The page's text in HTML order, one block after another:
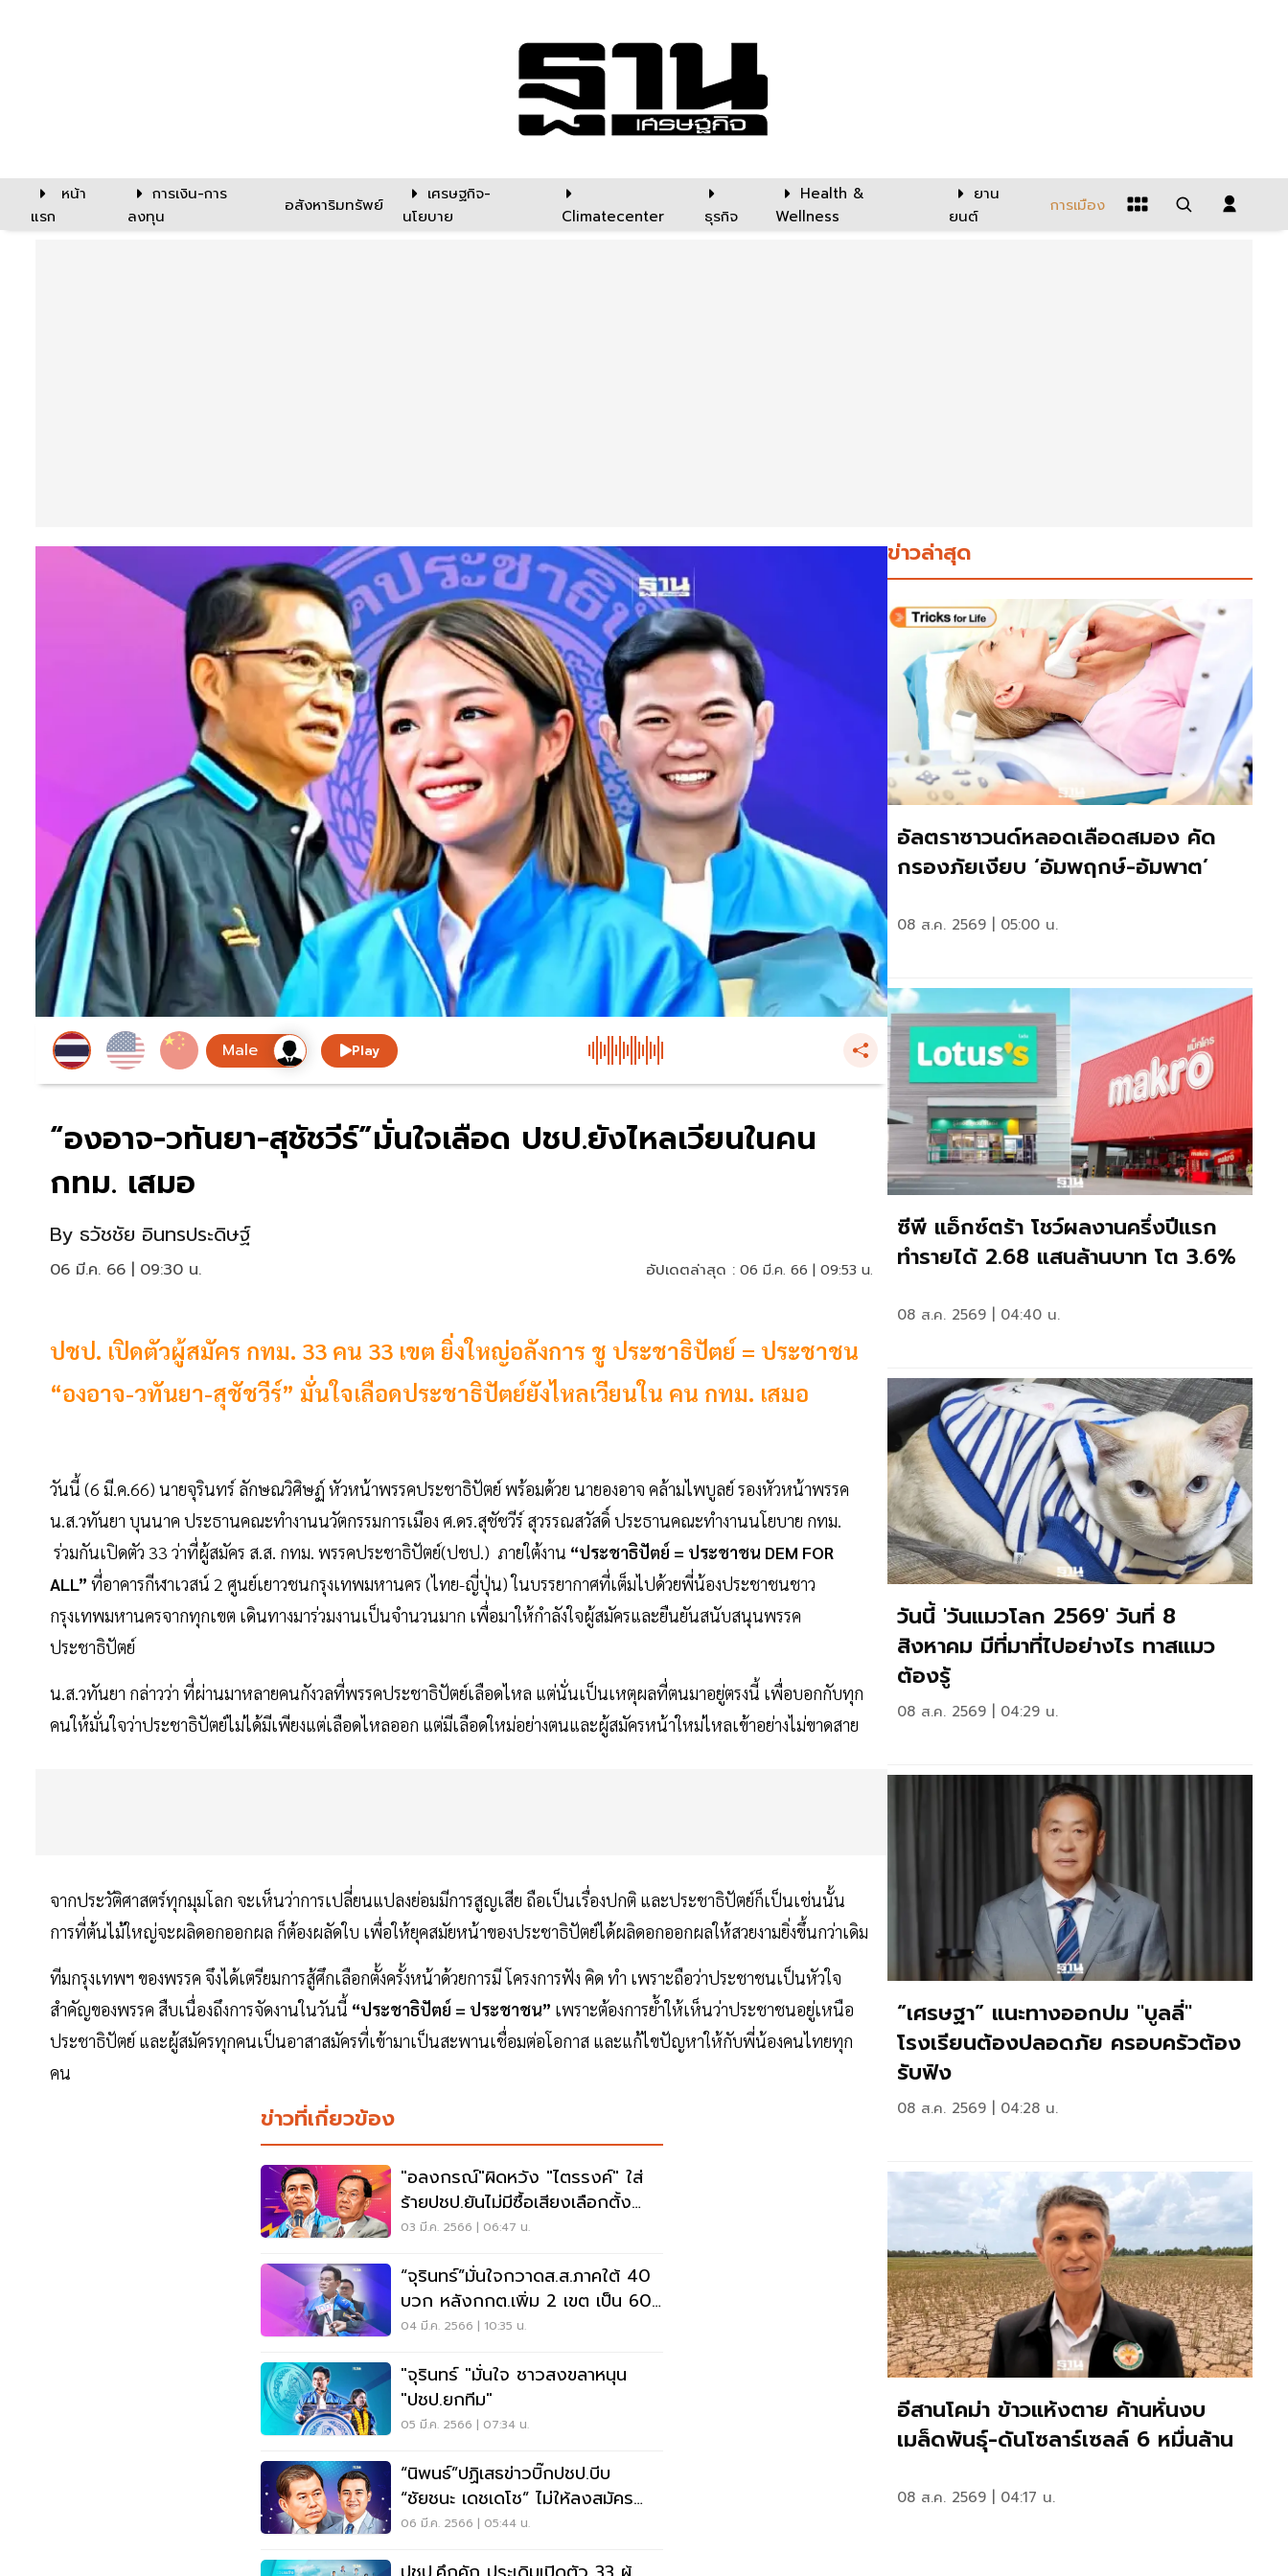
หน้า
แรก
การเงิน-การ
ลงทุน
อสังหาริมทรัพย์
เศรษฐกิจ-
นโยบาย
Climatecenter ธุรกิจ
Health &
Wellness
ยาน
ยนต์
การเมือง
Play
“องอาจ-วทันยา-สุชัชวีร์”มั่นใจเลือด ปชป.ยังไหลเวียนในคน
กทม. เสมอ
By ธวัชชัย อินทรประดิษฐ์
06 มี.ค. 66 | 09:30 น. อัปเดตล่าสุด : 06 มี.ค. 66 | 09:53 น.
ปชป. เปิดตัวผู้สมัคร กทม. 33 คน 33 เขต ยิ่งใหญ่อลังการ ชู ประชาธิปัตย์ = ประชาชน
“องอาจ-วทันยา-สุชัชวีร์” มั่นใจเลือดประชาธิปัตย์ยังไหลเวียนใน คน กทม. เสมอ
วันนี้ (6 มี.ค.66) นายจุรินทร์ ลักษณวิศิษฏ์ หัวหน้าพรรคประชาธิปัตย์ พร้อมด้วย นายองอาจ คล้ามไพบูลย์ รองหัวหน้าพรรค
น.ส.วทันยา บุนนาค ประธานคณะทำงานนวัตกรรมการเมือง ศ.ดร.สุชัชวีร์ สุวรรณสวัสดิ์ ประธานคณะทำงานนโยบาย กทม.
ร่วมกันเปิดตัว 33 ว่าที่ผู้สมัคร ส.ส. กทม. พรรคประชาธิปัตย์(ปชป.) ภายใต้งาน “ประชาธิปัตย์ = ประชาชน DEM FOR
ALL” ที่อาคารกีฬาเวสน์ 2 ศูนย์เยาวชนกรุงเทพมหานคร (ไทย-ญี่ปุ่น) ในบรรยากาศที่เต็มไปด้วยพี่น้องประชาชนชาว
กรุงเทพมหานครจากทุกเขต เดินทางมาร่วมงานเป็นจำนวนมาก เพื่อมาให้กำลังใจผู้สมัครและยืนยันสนับสนุนพรรค
ประชาธิปัตย์
น.ส.วทันยา กล่าวว่า ที่ผ่านมาหลายคนกังวลที่พรรคประชาธิปัตย์เลือดไหล แต่นั่นเป็นเหตุผลที่ตนมาอยู่ตรงนี้ เพื่อบอกกับทุก
คนให้มั่นใจว่าประชาธิปัตย์ไม่ได้มีเพียงแต่เลือดไหลออก แต่มีเลือดใหม่อย่างตนและผู้สมัครหน้าใหม่ไหลเข้าอย่างไม่ขาดสาย
จากประวัติศาสตร์ทุกมุมโลก จะเห็นว่าการเปลี่ยนแปลงย่อมมีการสูญเสีย ถือเป็นเรื่องปกติ และประชาธิปัตย์ก็เป็นเช่นนั้น
การที่ต้นไม้ใหญ่จะผลิดอกออกผล ก็ต้องผลัดใบ เพื่อให้ยุคสมัยหน้าของประชาธิปัตย์ได้ผลิดอกออกผลให้สวยงามยิ่งขึ้นกว่าเดิม
ทีมกรุงเทพฯ ของพรรค จึงได้เตรียมการสู้ศึกเลือกตั้งครั้งหน้าด้วยการมี โครงการฟัง คิด ทำ เพราะถือว่าประชาชนเป็นหัวใจ
สำคัญของพรรค สืบเนื่องถึงการจัดงานในวันนี้ “ประชาธิปัตย์ = ประชาชน” เพราะต้องการย้ำให้เห็นว่าประชาชนอยู่เหนือ
ประชาธิปัตย์ และผู้สมัครทุกคนเป็นอาสาสมัครที่เข้ามาเป็นสะพานเชื่อมต่อโอกาส และแก้ไขปัญหาให้กับพี่น้องคนไทยทุก
คน
ข่าวที่เกี่ยวข้อง
"อลงกรณ์"ผิดหวัง "ไตรรงค์" ใส่
ร้ายปชป.ยันไม่มีซื้อเสียงเลือกตั้ง
กก.บห.
03 มี.ค. 2566 | 06:47 น.
“จุรินทร์”มั่นใจกวาดส.ส.ภาคใต้ 40
บวก หลังกกต.เพิ่ม 2 เขต เป็น 60
ที่นั่ง
04 มี.ค. 2566 | 10:35 น.
"จุรินทร์ "มั่นใจ ชาวสงขลาหนุน
"ปชป.ยกทีม"
05 มี.ค. 2566 | 07:34 น.
“นิพนธ์”ปฏิเสธข่าวบิ๊กปชป.บีบ
“ชัยชนะ เดชเดโช” ไม่ให้ลงสมัคร
ส.ส.
06 มี.ค. 2566 | 05:44 น.
ข่าวล่าสุด
อัลตราซาวนด์หลอดเลือดสมอง คัด
กรองภัยเงียบ ‘อัมพฤกษ์-อัมพาต’
08 ส.ค. 2569 | 05:00 น.
ซีพี แอ็กซ์ตร้า โชว์ผลงานครึ่งปีแรก
ทำรายได้ 2.68 แสนล้านบาท โต 3.6%
08 ส.ค. 2569 | 04:40 น.
วันนี้ 'วันแมวโลก 2569' วันที่ 8
สิงหาคม มีที่มาที่ไปอย่างไร ทาสแมว
ต้องรู้
08 ส.ค. 2569 | 04:29 น.
“เศรษฐา” แนะทางออกปม "บูลลี่"
โรงเรียนต้องปลอดภัย ครอบครัวต้อง
รับฟัง
08 ส.ค. 2569 | 04:28 น.
อีสานโคม่า ข้าวแห้งตาย ค้านหั่นงบ
เมล็ดพันธุ์-ดันโซลาร์เซลล์ 6 หมื่นล้าน
08 ส.ค. 2569 | 04:17 น.